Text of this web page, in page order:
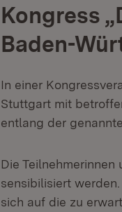
Kongress
Baden-
In einer
Stuttgart mit
entlang der
Die
sensibilisiert
sich auf die zu